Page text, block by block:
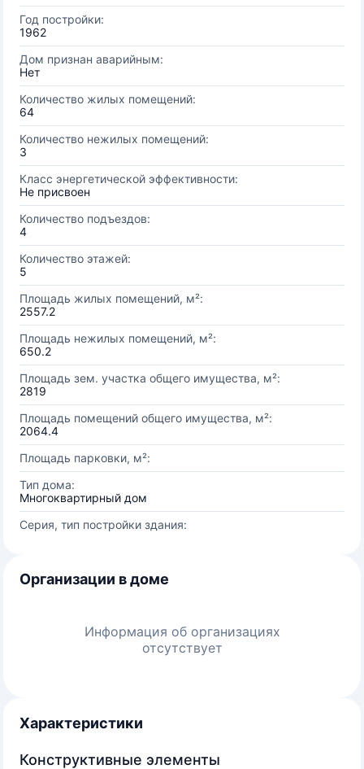
Год постройки:
1962
Дом признан аварийным:
Нет
Количество жилых помещений:
64
Количество нежилых помещений:
3
Класс энергетической эффективности:
Не присвоен
Количество подъездов:
4
Количество этажей:
5
Площадь жилых помещений, м²:
2557.2
Площадь нежилых помещений, м²:
650.2
Площадь зем. участка общего имущества, м²:
2819
Площадь помещений общего имущества, м²:
2064.4
Площадь парковки, м²:
Тип дома:
Многоквартирный дом
Серия, тип постройки здания:
Организации в доме
Информация об организациях
отсутствует
Характеристики
Конструктивные элементы